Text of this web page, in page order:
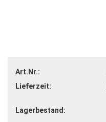
Art.Nr.:
Lieferzeit:
Lagerbestand: